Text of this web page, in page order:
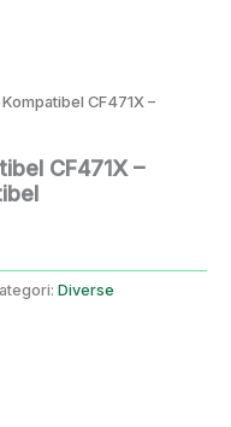
CF471X –
CF471X –
Diverse